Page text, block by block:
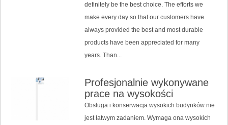
definitely be the best choice. The efforts we
make every day so that our customers have
always provided the best and most durable
products have been appreciated for many
years. Than...
Profesjonalnie wykonywane
prace na wysokości
Obsługa i konserwacja wysokich budynków nie
jest łatwym zadaniem. Wymaga ona wysokich